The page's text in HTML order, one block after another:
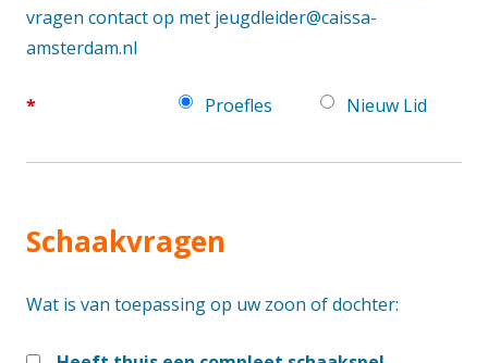
vragen contact op met jeugdleider@caissa-
amsterdam.nl
* Proefles Nieuw Lid
Schaakvragen
Wat is van toepassing op uw zoon of dochter: